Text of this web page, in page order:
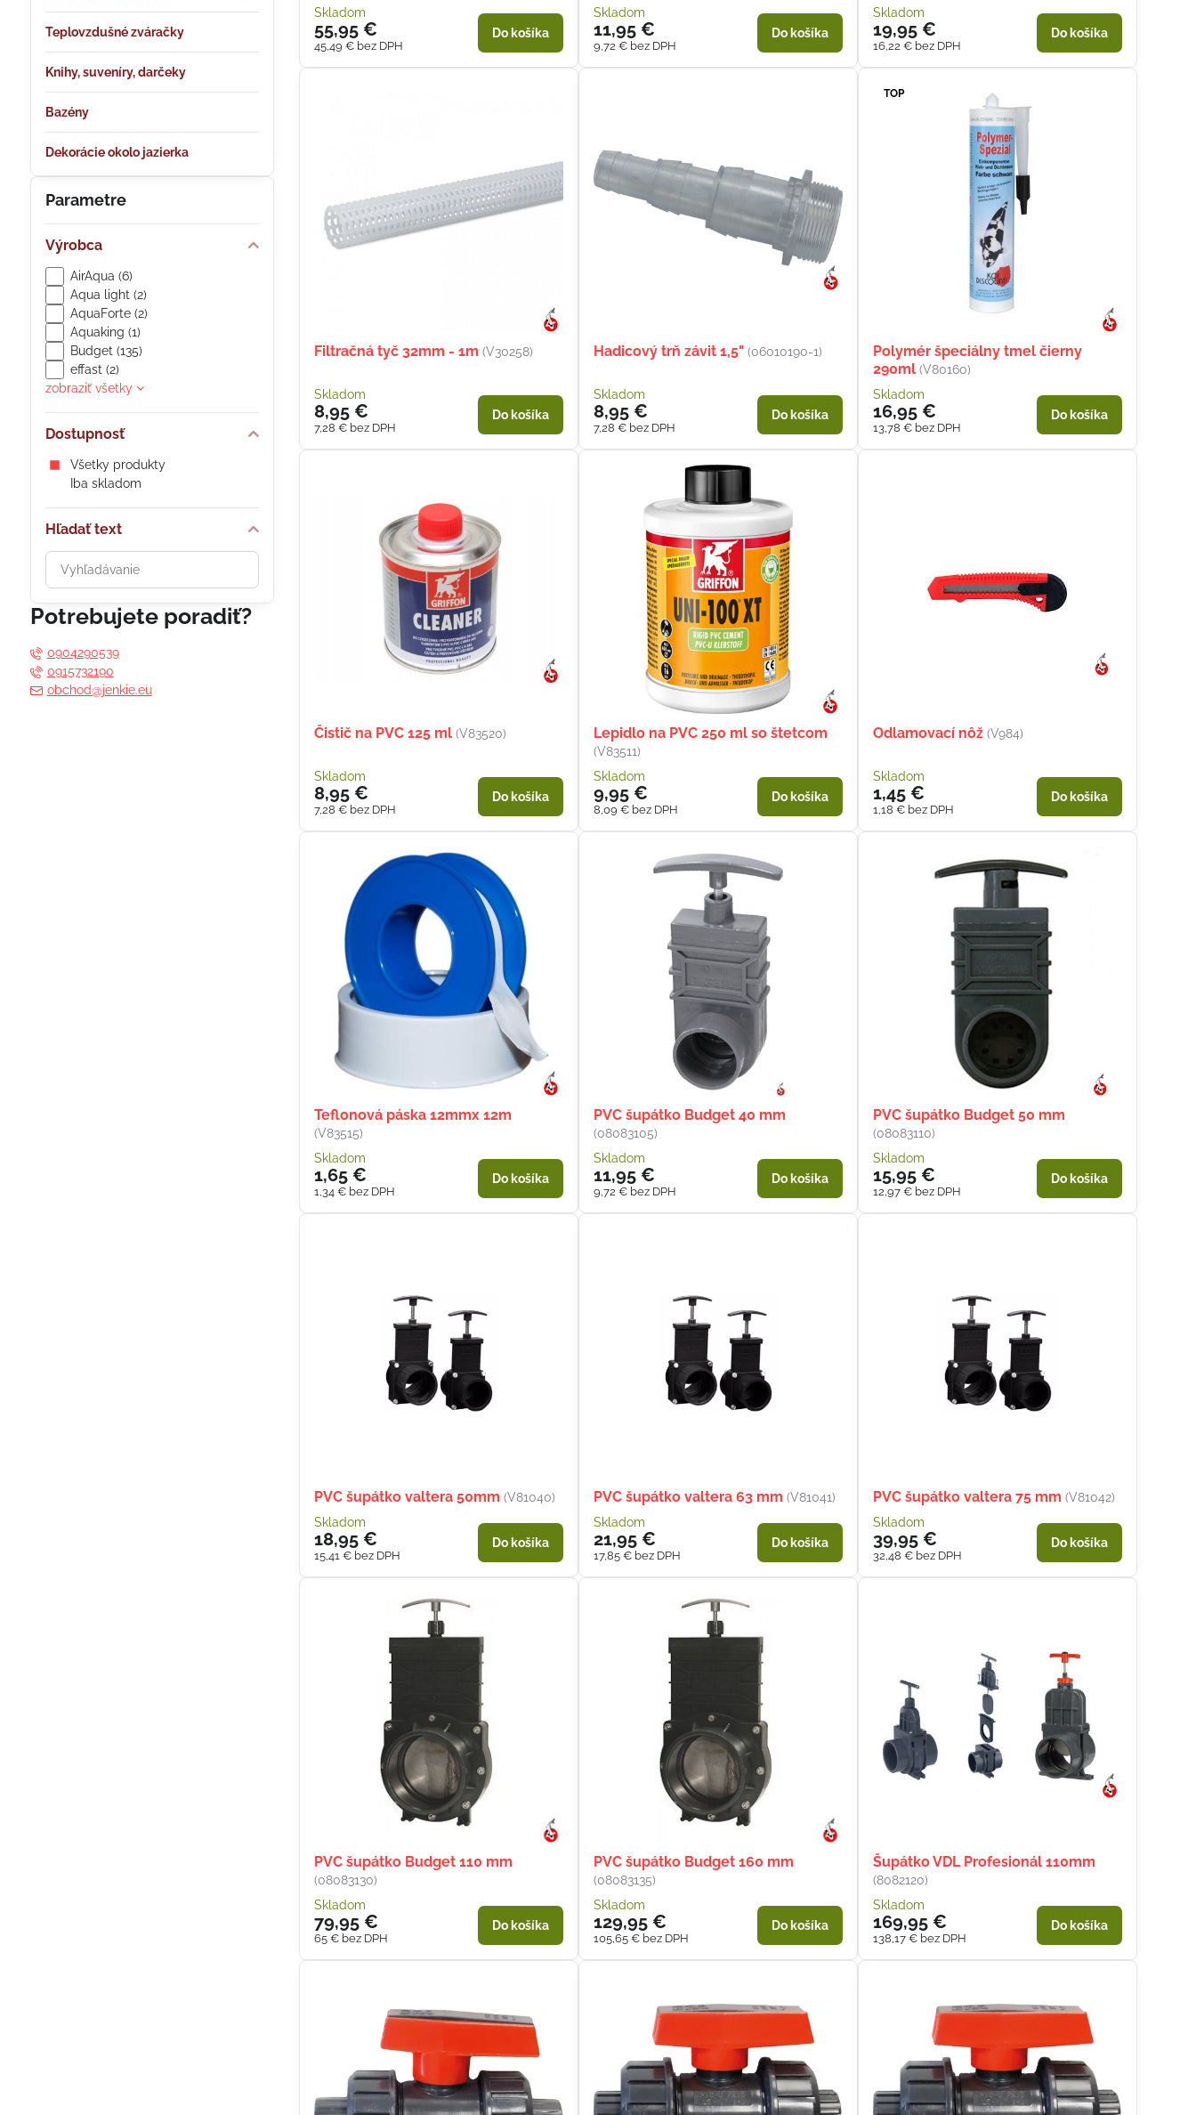
Skladom
55,95 €
45,49 € bez DPH
Do košíka
Skladom
11,95 €
9,72 € bez DPH
Do košíka
Skladom
19,95 €
16,22 € bez DPH
Do košíka
Filtračná tyč 32mm - 1m (V30258)
Skladom
8,95 €
7,28 € bez DPH
Do košíka
Hadicový trň závit 1,5" (06010190-1)
Skladom
8,95 €
7,28 € bez DPH
Do košíka
TOP
Polymér špeciálny tmel čierny
290ml(V80160)
Skladom
16,95 €
13,78 € bez DPH
Do košíka
Čistič na PVC 125 ml (V83520)
Skladom
8,95 €
7,28 € bez DPH
Do košíka
Lepidlo na PVC 250 ml so štetcom
(V83511)
Skladom
9,95 €
8,09 € bez DPH
Do košíka
Odlamovací nôž (V984)
Skladom
1,45 €
1,18 € bez DPH
Do košíka
Teflonová páska 12mmx 12m
(V83515)
Skladom
1,65 €
1,34 € bez DPH
Do košíka
PVC šupátko Budget 40 mm
(08083105)
Skladom
11,95 €
9,72 € bez DPH
Do košíka
PVC šupátko Budget 50 mm
(08083110)
Skladom
15,95 €
12,97 € bez DPH
Do košíka
PVC šupátko valtera 50mm (V81040)
Skladom
18,95 €
15,41 € bez DPH
Do košíka
PVC šupátko valtera 63 mm (V81041)
Skladom
21,95 €
17,85 € bez DPH
Do košíka
PVC šupátko valtera 75 mm (V81042)
Skladom
39,95 €
32,48 € bez DPH
Do košíka
PVC šupátko Budget 110 mm
(08083130)
Skladom
79,95 €
65 € bez DPH
Do košíka
PVC šupátko Budget 160 mm
(08083135)
Skladom
129,95 €
105,65 € bez DPH
Do košíka
Šupátko VDL Profesionál 110mm
(8082120)
Skladom
169,95 €
138,17 € bez DPH
Do košíka
Parametre
Výrobca
AirAqua (6)
Aqua light (2)
AquaForte (2)
Aquaking (1)
Budget (135)
effast (2)
zobraziť všetky
Dostupnosť
Všetky produkty
Iba skladom
Hľadať text
Prehľadať
výsledky
filtra
fulltextom
Potrebujete poradiť?
0904290539
0915732190
obchod@jenkie.eu
Teplovzdušné zváračky
Knihy, suveníry, darčeky
Bazény
Dekorácie okolo jazierka